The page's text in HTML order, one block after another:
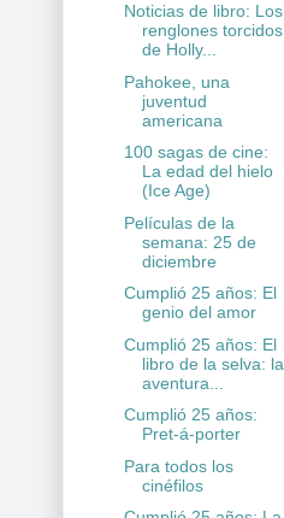
Noticias de libro: Los
renglones torcidos
de Holly...
Pahokee, una
juventud
americana
100 sagas de cine:
La edad del hielo
(Ice Age)
Películas de la
semana: 25 de
diciembre
Cumplió 25 años: El
genio del amor
Cumplió 25 años: El
libro de la selva: la
aventura...
Cumplió 25 años:
Pret-á-porter
Para todos los
cinéfilos